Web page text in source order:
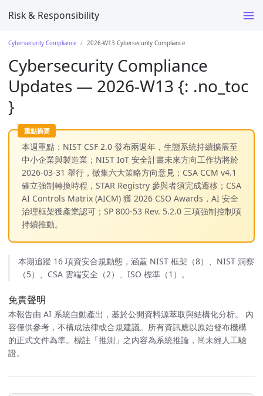
Risk & Responsibility
Cybersecurity Compliance 2026-W13 Cybersecurity Compliance
Cybersecurity Compliance
Updates — 2026-W13 {: .no_toc
}
本週重點：NIST CSF 2.0 發布兩週年，生態系統持續擴展至
中小企業與製造業；NIST IoT 安全計畫未來方向工作坊將於
2026-03-31 舉行，徵集六大策略方向意見；CSA CCM v4.1
確立強制轉換時程，STAR Registry 參與者須完成遷移；CSA
AI Controls Matrix (AICM) 獲 2026 CSO Awards，AI 安全
治理框架獲產業認可；SP 800-53 Rev. 5.2.0 三項強制控制項
持續推動。
本期追蹤 16 項資安合規動態，涵蓋 NIST 框架（8）、NIST 洞察
（5）、CSA 雲端安全（2）、ISO 標準（1）。
免責聲明
本報告由 AI 系統自動產出，基於公開資料源萃取與結構化分析。 內
容僅供參考，不構成法律或合規建議。所有資訊應以原始發布機構
的正式文件為準。標註「推測」之內容為系統推論，尚未經人工驗
證。